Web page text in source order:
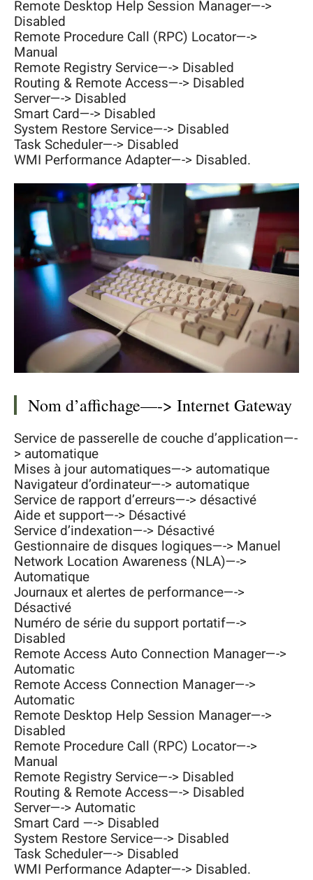
Remote Desktop Help Session Manager—->
Disabled
Remote Procedure Call (RPC) Locator—->
Manual
Remote Registry Service—-> Disabled
Routing & Remote Access—-> Disabled
Server—-> Disabled
Smart Card—-> Disabled
System Restore Service—-> Disabled
Task Scheduler—-> Disabled
WMI Performance Adapter—-> Disabled.
Nom d’affichage—-> Internet Gateway
Service de passerelle de couche d’application—-
> automatique
Mises à jour automatiques—-> automatique
Navigateur d’ordinateur—-> automatique
Service de rapport d’erreurs—-> désactivé
Aide et support—-> Désactivé
Service d’indexation—-> Désactivé
Gestionnaire de disques logiques—-> Manuel
Network Location Awareness (NLA)—->
Automatique
Journaux et alertes de performance—->
Désactivé
Numéro de série du support portatif—->
Disabled
Remote Access Auto Connection Manager—->
Automatic
Remote Access Connection Manager—->
Automatic
Remote Desktop Help Session Manager—->
Disabled
Remote Procedure Call (RPC) Locator—->
Manual
Remote Registry Service—-> Disabled
Routing & Remote Access—-> Disabled
Server—-> Automatic
Smart Card —-> Disabled
System Restore Service—-> Disabled
Task Scheduler—-> Disabled
WMI Performance Adapter—-> Disabled.